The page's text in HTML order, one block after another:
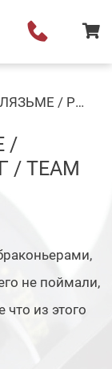
ЖОР ЩУКИ НА КЛЯЗЬМЕ / Рыбалка на Спиннинг / Team Dubna Generation 2
/
TEAM
не поймали,
из этого